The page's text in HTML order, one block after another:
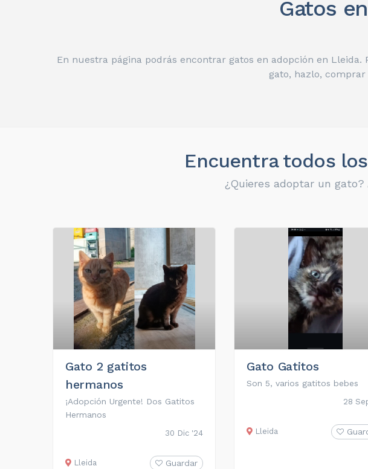
Gatos
En nuestra página podrás encontrar gatos en adopción en
gato, hazlo,
Encuentra todos
¿Quieres adoptar un
Gato 2 gatitos
hermanos
¡Adopción Urgente! Dos Gatitos
Hermanos
30 Dic '24
Lleida Guardar
Gato Gatitos
Son 5, varios gatitos bebes
28
Lleida